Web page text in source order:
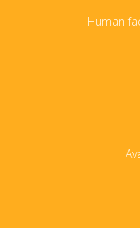
Human